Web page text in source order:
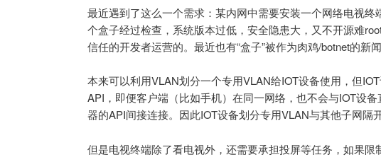
最近遇到了这么一个需求：某内网中需要安装一个网络电视终
个盒子经过检查，系统版本过低，安全隐患大，又不开源难
信任的开发者运营的。最近也有“盒子”被作为肉鸡/botnet的新闻
本来可以利用VLAN划分一个专用VLAN给IOT设备使用，但
API，即便客户端（比如手机）在同一网络，也不会与IOT设
器的API间接连接。因此IOT设备划分专用VLAN与其他子网隔开
但是电视终端除了看电视外，还需要承担投屏等任务，如果限